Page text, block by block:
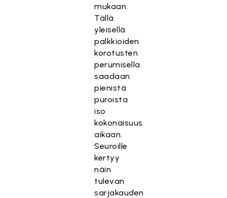
mukaan.
Tällä
yleisellä
palkkioiden
korotusten
perumisella
saadaan
pienistä
puroista
iso
kokonaisuus
aikaan.
Seuroille
kertyy
näin
tulevan
sarjakauden